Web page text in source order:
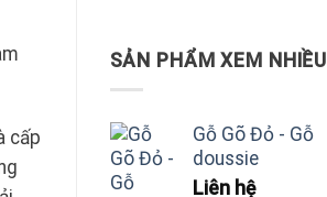
cấp
SẢN PHẨM XEM NHIỀU
Gỗ Gõ Đỏ - Gỗ
doussie
Liên hệ